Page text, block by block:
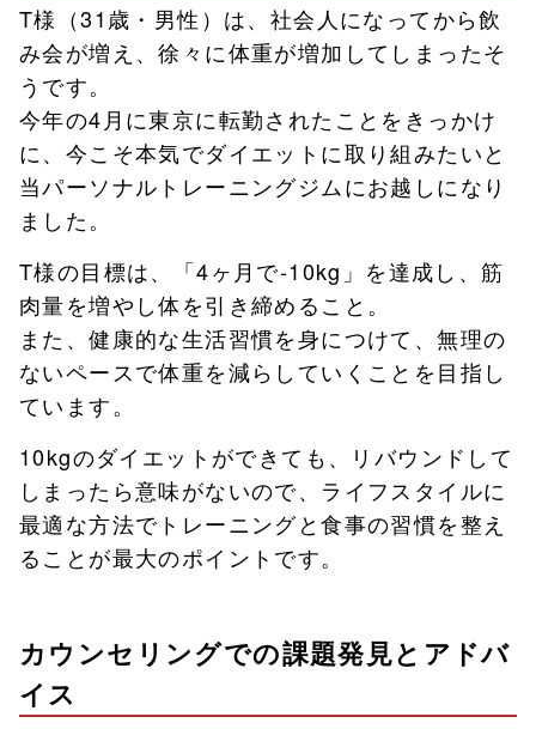
T様（31歳・男性）は、社会人になってから飲
み会が増え、徐々に体重が増加してしまったそ
うです。
今年の4月に東京に転勤されたことをきっかけ
に、今こそ本気でダイエットに取り組みたいと
当パーソナルトレーニングジムにお越しになり
ました。
T様の目標は、「4ヶ月で-10kg」を達成し、筋
肉量を増やし体を引き締めること。
また、健康的な生活習慣を身につけて、無理の
ないペースで体重を減らしていくことを目指し
ています。
10kgのダイエットができても、リバウンドして
しまったら意味がないので、ライフスタイルに
最適な方法でトレーニングと食事の習慣を整え
ることが最大のポイントです。
カウンセリングでの課題発見とアドバ
イス